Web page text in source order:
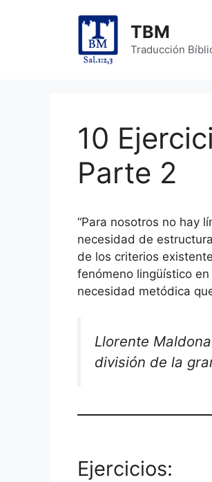
TBM
Traducción
10
Parte 2
“Para nosotros no hay
necesidad de
de los criterios
fenómeno lingüístico
necesidad metódica
Llorente
división de la
Ejercicios: